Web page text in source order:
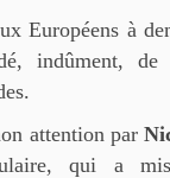
Européens à
indûment, de
attention par
qui a